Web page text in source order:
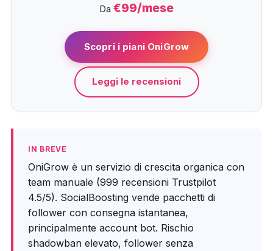
Da €99/mese
Scopri i piani OniGrow
Leggi le recensioni
IN BREVE
OniGrow è un servizio di crescita organica con
team manuale (999 recensioni Trustpilot
4.5/5). SocialBoosting vende pacchetti di
follower con consegna istantanea,
principalmente account bot. Rischio
shadowban elevato, follower senza